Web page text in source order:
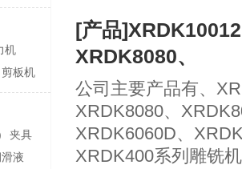
铣)床
雕刻机
带锯床
机
剪板机
弯管机
夹具
液
[产品
XRDK8080、
公司主要产品有、
XRDK8080、
XRDK6060D、
XRDK400系列雕铣